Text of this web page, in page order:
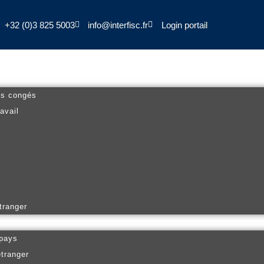
+32 (0)3 825 5003 info@interfisc.fr Login portail
congés